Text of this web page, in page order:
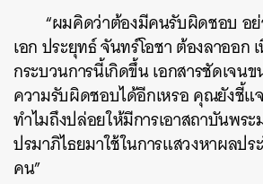
“ผมคิดว่าต้องมีคนรับผิดชอบ อ
เอก ประยุทธ์ จันทร์โอชา ต้องลาออก
กระบวนการนี้เกิดขึ้น เอกสารชัดเจ
ความรับผิดชอบได้อีกเหรอ คุณยังชี้แ
ทำไมถึงปล่อยให้มีการเอาสถาบันพร
ปรมาภิไธยมาใช้ในการแสวงหาผลป
คน”